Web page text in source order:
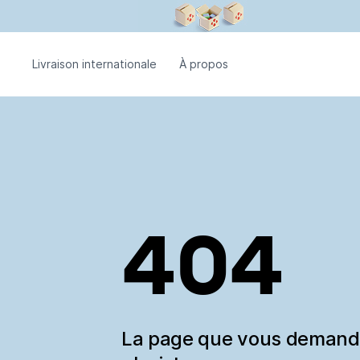
Livraison internationale À propos
404
La page que vous